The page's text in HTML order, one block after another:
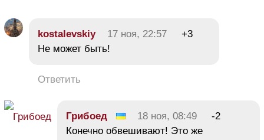
kostalevskiy 17 ноя, 22:57
+3
Не может быть!
Ответить
Грибоед 18 ноя, 08:49
-2
Конечно обвешивают! Это же